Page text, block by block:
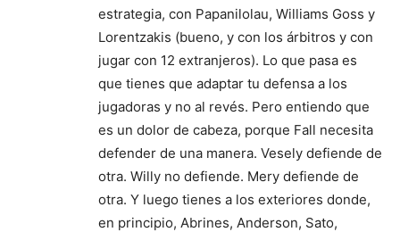
estrategia, con Papanilolau, Williams Goss y
Lorentzakis (bueno, y con los árbitros y con
jugar con 12 extranjeros). Lo que pasa es
que tienes que adaptar tu defensa a los
jugadoras y no al revés. Pero entiendo que
es un dolor de cabeza, porque Fall necesita
defender de una manera. Vesely defiende de
otra. Willy no defiende. Mery defiende de
otra. Y luego tienes a los exteriores donde,
en principio, Abrines, Anderson, Sato,